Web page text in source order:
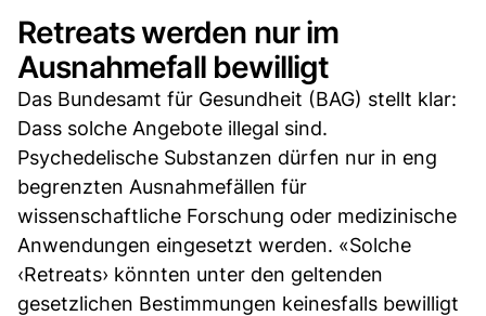
Retreats werden nur im
Ausnahmefall bewilligt
Das Bundesamt für Gesundheit (BAG) stellt klar:
Dass solche Angebote illegal sind.
Psychedelische Substanzen dürfen nur in eng
begrenzten Ausnahmefällen für
wissenschaftliche Forschung oder medizinische
Anwendungen eingesetzt werden. «Solche
‹Retreats› könnten unter den geltenden
gesetzlichen Bestimmungen keinesfalls bewilligt